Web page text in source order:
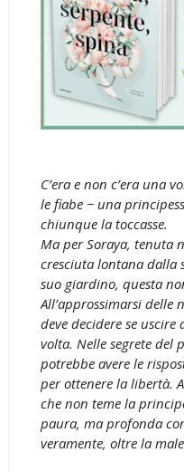
C’era e non c’era una
le fiabe − una
chiunque la toccasse.
Ma per Soraya, tenuta
cresciuta lontana dalla
suo giardino, questa
All’approssimarsi delle
deve decidere se
volta. Nelle segrete del
potrebbe avere le
per ottenere la libertà.
che non teme la
paura, ma profonda
veramente, oltre la